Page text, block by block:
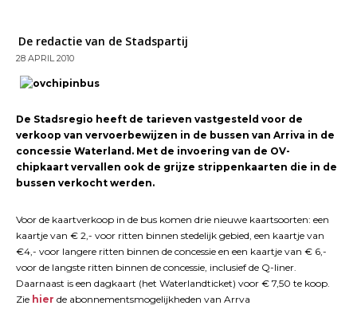
De redactie van de Stadspartij
28 APRIL 2010
De Stadsregio heeft de tarieven vastgesteld voor de
verkoop van vervoerbewijzen in de bussen van Arriva in de
concessie Waterland. Met de invoering van de OV-
chipkaart vervallen ook de grijze strippenkaarten die in de
bussen verkocht werden.
Voor de kaartverkoop in de bus komen drie nieuwe kaartsoorten: een
kaartje van € 2,- voor ritten binnen stedelijk gebied, een kaartje van
€4,- voor langere ritten binnen de concessie en een kaartje van € 6,-
voor de langste ritten binnen de concessie, inclusief de Q-liner.
Daarnaast is een dagkaart (het Waterlandticket) voor € 7,50 te koop.
Zie hier de abonnementsmogelijkheden van Arrva